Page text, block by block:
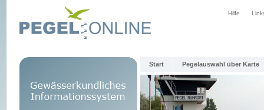
Hilfe
Start Pegelauswahl über Karte